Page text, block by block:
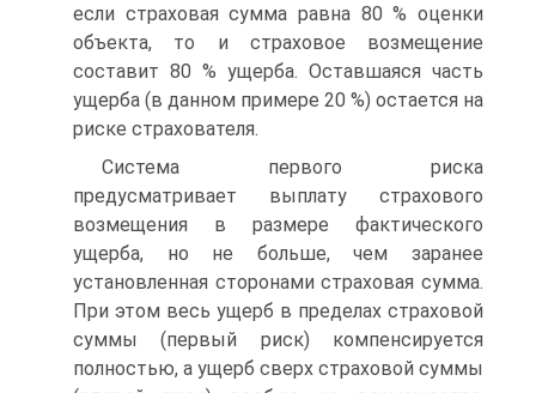
если страховая сумма равна 80 % оценки
объекта, то и страховое возмещение
составит 80 % ущерба. Оставшаяся часть
ущерба (в данном примере 20 %) остается на
риске страхователя.
Система первого риска
предусматривает выплату страхового
возмещения в размере фактического
ущерба, но не больше, чем зара­нее
установленная сторонами страховая сумма.
При этом весь ущерб в пределах страховой
суммы (первый риск) компенсируется
полно­стью, а ущерб сверх страховой суммы